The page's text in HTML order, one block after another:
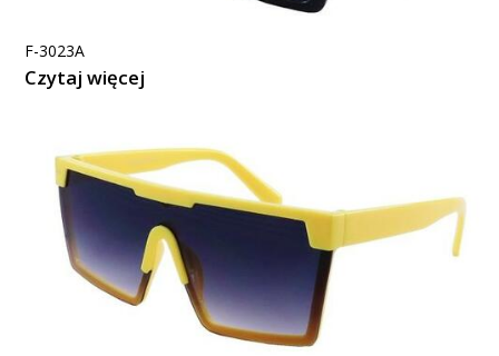
F-3023A
Czytaj więcej